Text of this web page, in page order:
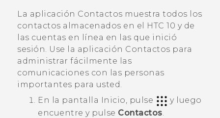
AYUDA
HTC Devices & Accessories
Video Tutorials
La aplicación Contactos muestra todos los
contactos almacenados en el
HTC 10 y de
las cuentas en línea en las que inició
sesión. Use la aplicación Contactos para
administrar fácilmente las
comunicaciones con las personas
importantes para usted.
En la pantalla
Inicio, pulse
y luego
encuentre y pulse Contactos